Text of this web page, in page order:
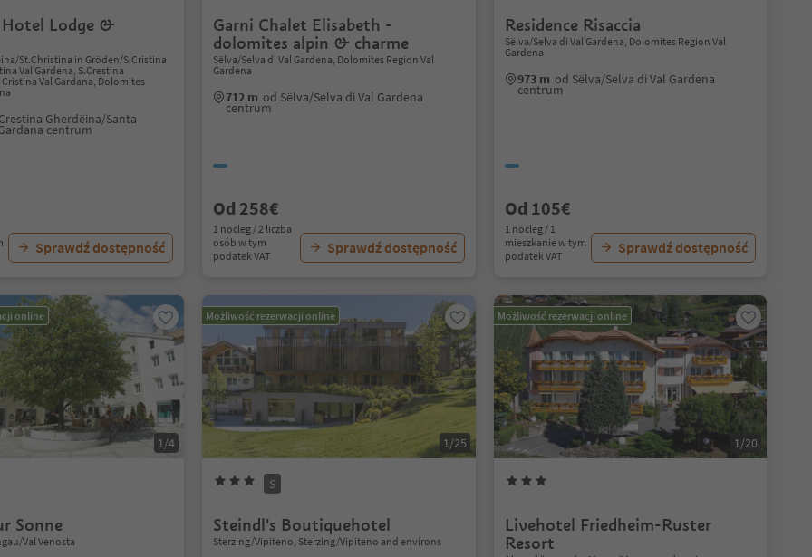
Hotel Lodge &
St.Christina in Gröden/S.Cristina
Val Gardena, S.Crestina
Val Gardana, Dolomites
Gherdëina/Santa
centrum
Sprawdź dostępność
Garni Chalet Elisabeth -
dolomites alpin & charme
Sëlva/Selva di Val Gardena, Dolomites Region Val
Gardena
712 m od Sëlva/Selva di Val Gardena
centrum
Od 258€
1 nocleg / 2 liczba
osób w tym
podatek VAT
Sprawdź dostępność
Residence Risaccia
Sëlva/Selva di Val Gardena, Dolomites Region Val
Gardena
973 m od Sëlva/Selva di Val Gardena
centrum
Od 105€
1 nocleg / 1
mieszkanie w tym
podatek VAT
Sprawdź dostępność
online
1/4
Sonne
Val Venosta
Możliwość rezerwacji online
1/25
S
Steindl's Boutiquehotel
Sterzing/Vipiteno, Sterzing/Vipiteno and environs
Możliwość rezerwacji online
1/20
Livehotel Friedheim-Ruster
Resort